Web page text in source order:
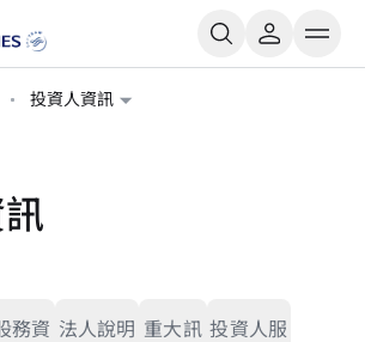
投資人資訊
務資 法人說明 重大訊 投資人服